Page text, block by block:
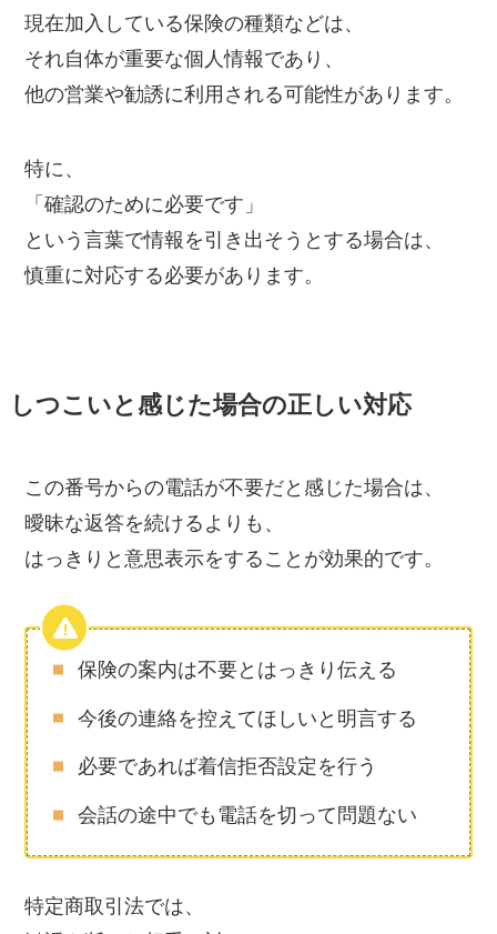
現在加入している保険の種類などは、
それ自体が重要な個人情報であり、
他の営業や勧誘に利用される可能性があります。
特に、
「確認のために必要です」
という言葉で情報を引き出そうとする場合は、
慎重に対応する必要があります。
しつこいと感じた場合の正しい対応
この番号からの電話が不要だと感じた場合は、
曖昧な返答を続けるよりも、
はっきりと意思表示をすることが効果的です。
保険の案内は不要とはっきり伝える
今後の連絡を控えてほしいと明言する
必要であれば着信拒否設定を行う
会話の途中でも電話を切って問題ない
特定商取引法では、